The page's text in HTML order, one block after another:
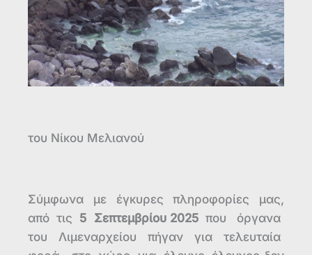
του Νίκου Μελιανού
Σύμφωνα με έγκυρες πληροφορίες μας,
από τις 5 Σεπτεμβρίου 2025 που όργανα
του Λιμεναρχείου πήγαν για τελευταία